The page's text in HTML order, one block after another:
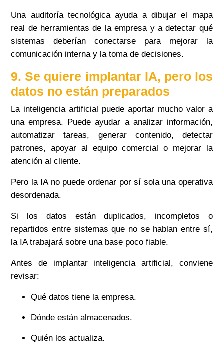
Una auditoría tecnológica ayuda a dibujar el mapa
real de herramientas de la empresa y a detectar qué
sistemas deberían conectarse para mejorar la
comunicación interna y la toma de decisiones.
9. Se quiere implantar IA, pero los
datos no están preparados
La inteligencia artificial puede aportar mucho valor a
una empresa. Puede ayudar a analizar información,
automatizar tareas, generar contenido, detectar
patrones, apoyar al equipo comercial o mejorar la
atención al cliente.
Pero la IA no puede ordenar por sí sola una operativa
desordenada.
Si los datos están duplicados, incompletos o
repartidos entre sistemas que no se hablan entre sí,
la IA trabajará sobre una base poco fiable.
Antes de implantar inteligencia artificial, conviene
revisar:
Qué datos tiene la empresa.
Dónde están almacenados.
Quién los actualiza.